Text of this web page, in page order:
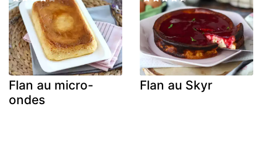
Flan au micro-
ondes
Flan au Skyr